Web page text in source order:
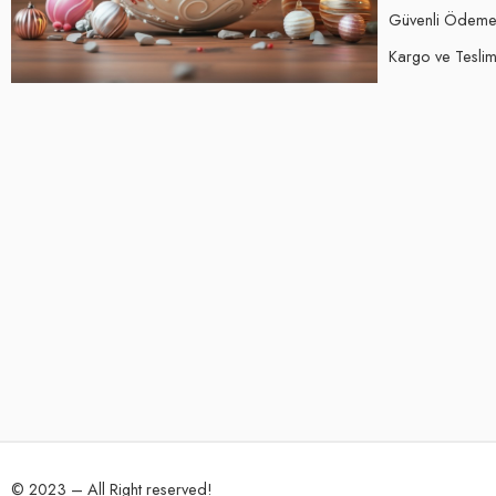
Güvenli Ödeme
Kargo ve
© 2023 – All Right reserved!